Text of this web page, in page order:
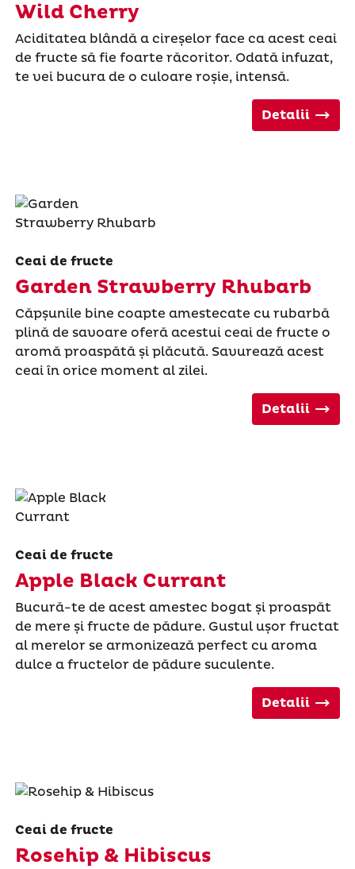
Wild Cherry
Aciditatea blândă a cireșelor face ca acest ceai
de fructe să fie foarte răcoritor. Odată infuzat,
te vei bucura de o culoare roșie, intensă.
Detalii
Ceai de fructe
Garden Strawberry Rhubarb
Căpșunile bine coapte amestecate cu rubarbă
plină de savoare oferă acestui ceai de fructe o
aromă proaspătă și plăcută. Savurează acest
ceai în orice moment al zilei.
Detalii
Ceai de fructe
Apple Black Currant
Bucură-te de acest amestec bogat și proaspăt
de mere și fructe de pădure. Gustul ușor fructat
al merelor se armonizează perfect cu aroma
dulce a fructelor de pădure suculente.
Detalii
Ceai de fructe
Rosehip & Hibiscus